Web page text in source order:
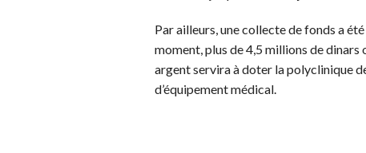
Par ailleurs, une collecte de fonds a
moment, plus de 4,5 millions de dinars
argent servira à doter la polyclinique
d’équipement médical.